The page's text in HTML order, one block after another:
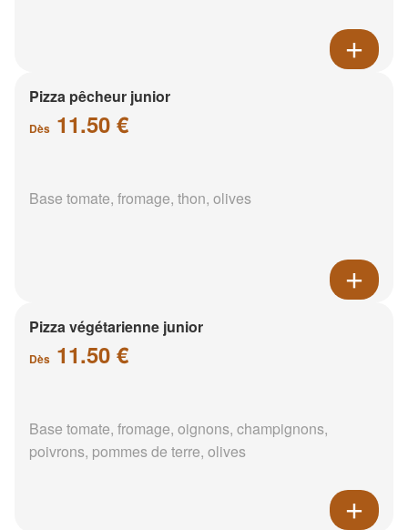
Pizza pêcheur junior
Dès 11.50 €
Base tomate, fromage, thon, olives
Pizza végétarienne junior
Dès 11.50 €
Base tomate, fromage, oignons, champignons,
poivrons, pommes de terre, olives